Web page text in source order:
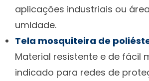
aplicações industriais ou
umidade.
Tela mosquiteira de
Material resistente e de fácil
indicado para redes de